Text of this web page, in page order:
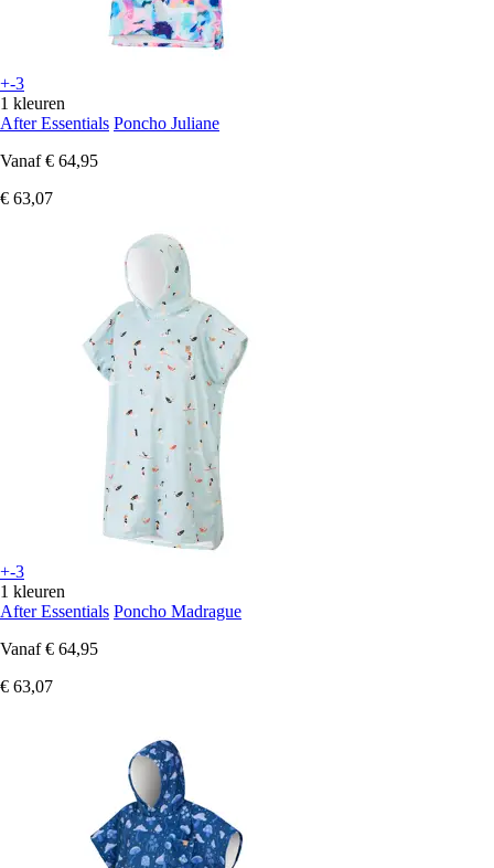
+-3
1 kleuren
After Essentials Poncho Juliane
Vanaf € 64,95
€ 63,07
+-3
1 kleuren
After Essentials Poncho Madrague
Vanaf € 64,95
€ 63,07